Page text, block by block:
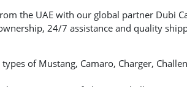
the UAE with our global partner Dubi
24/7 assistance and quality
of Mustang, Camaro, Charger,